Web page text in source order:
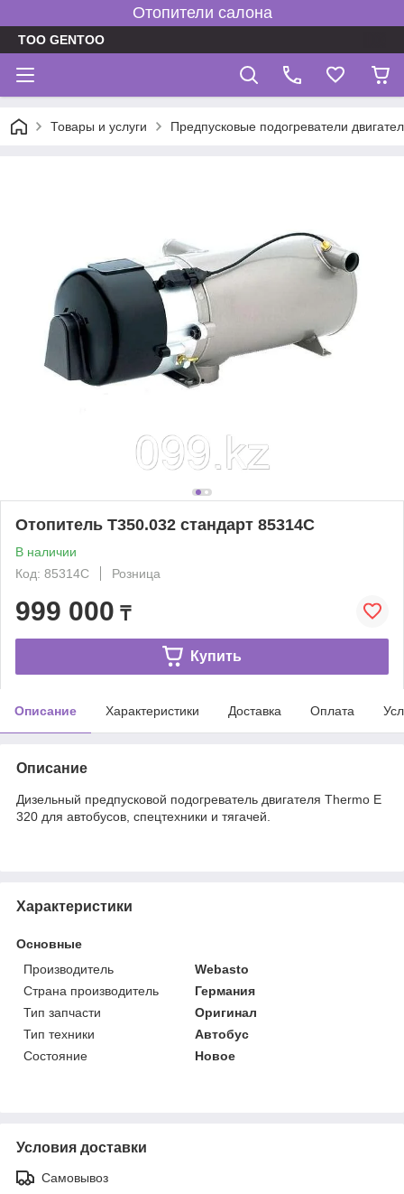
Отопители салона
TOO GENTOO
Товары и услуги Предпусковые подогреватели
Отопитель T350.032 стандарт 85314C
В наличии
Код: 85314C
Розница
999 000 ₸
Купить
Описание Характеристики Доставка Оплата
Описание
Дизельный предпусковой подогреватель двигателя Thermo E
320 для автобусов, спецтехники и тягачей.
Характеристики
Основные
Производитель
Webasto
Страна производитель
Германия
Тип запчасти
Оригинал
Тип техники
Автобус
Состояние
Новое
Условия доставки
Самовывоз